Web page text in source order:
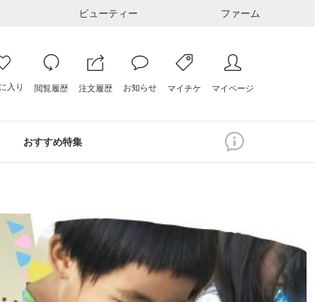
ビューティー ファーム
入り 閲覧履歴 注文履歴 お知らせ マイチケ マイページ
おすすめ特集